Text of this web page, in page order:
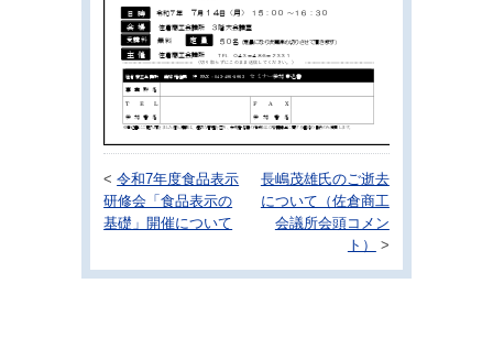
<令和7年度食品表示
研修会「食品表示の
基礎」開催について
長嶋茂雄氏のご逝去
について（佐倉商工
会議所会頭コメン
ト）
>